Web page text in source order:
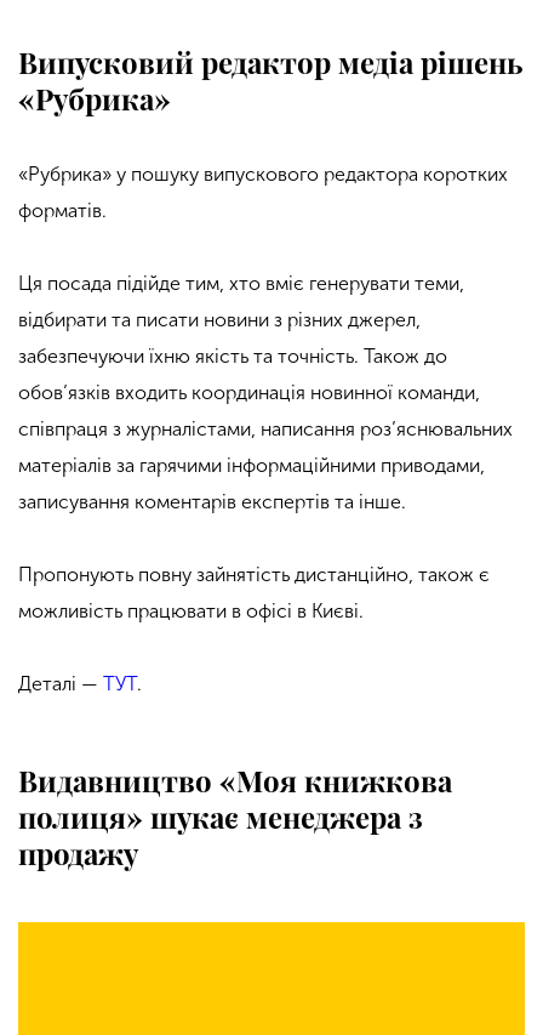
Випусковий редактор медіа рішень
«Рубрика»
«Рубрика» у пошуку випускового редактора коротких
форматів.
Ця посада підійде тим, хто вміє генерувати теми,
відбирати та писати новини з різних джерел,
забезпечуючи їхню якість та точність. Також до
обов’язків входить координація новинної команди,
співпраця з журналістами, написання роз’яснювальних
матеріалів за гарячими інформаційними приводами,
записування коментарів експертів та інше.
Пропонують повну зайнятість дистанційно, також є
можливість працювати в офісі в Києві.
Деталі — ТУТ.
Видавництво «Моя книжкова
полиця» шукає менеджера з
продажу